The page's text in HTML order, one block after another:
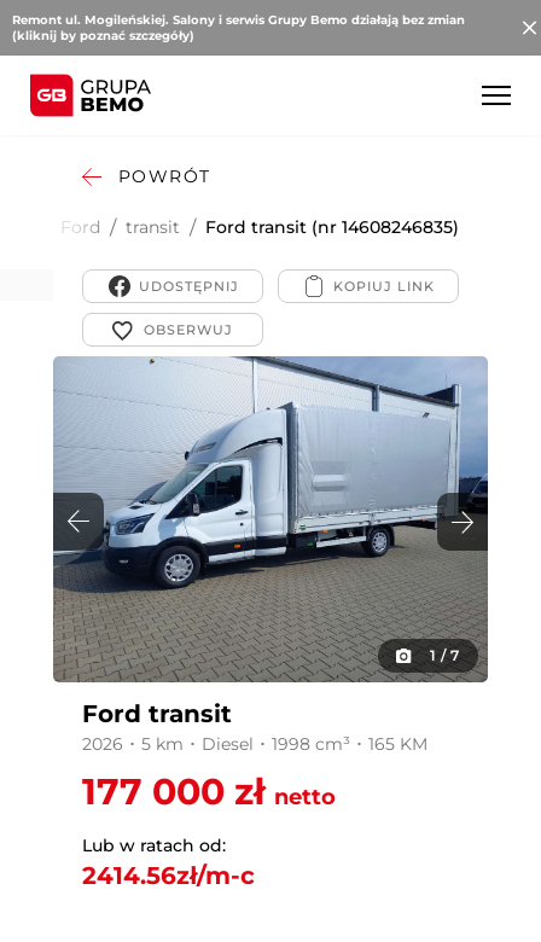
Remont ul. Mogileńskiej. Salony i serwis Grupy Bemo działają bez zmian
(kliknij by poznać szczegóły)
POWRÓT
Ford / transit / Ford transit (nr 14608246835)
1 / 7
UDOSTĘPNIJ
Ford transit
2026 ･ 5 km ･ Diesel ･ 1998 cm³ ･ 165 KM
177 000 zł netto
Lub w ratach od:
2414.56zł/m-c